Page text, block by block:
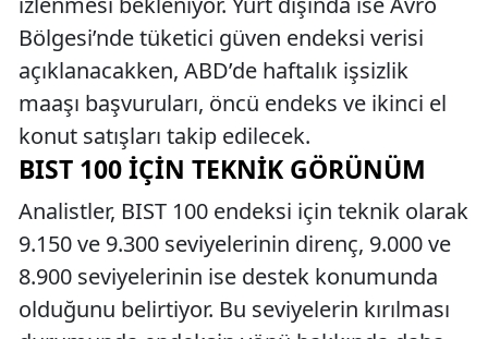
Bölgesi’nde tüketici güven endeksi verisi
açıklanacakken, ABD’de haftalık işsizlik
maaşı başvuruları, öncü endeks ve ikinci el
konut satışları takip edilecek.
BIST 100 İÇIN TEKNIK GÖRÜNÜM
Analistler, BIST 100 endeksi için teknik olarak
9.150 ve 9.300 seviyelerinin direnç, 9.000 ve
8.900 seviyelerinin ise destek konumunda
olduğunu belirtiyor. Bu seviyelerin kırılması